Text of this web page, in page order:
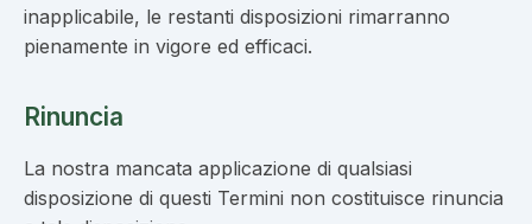
inapplicabile, le restanti disposizioni rimarranno
pienamente in vigore ed efficaci.
Rinuncia
La nostra mancata applicazione di qualsiasi
disposizione di questi Termini non costituisce rinuncia